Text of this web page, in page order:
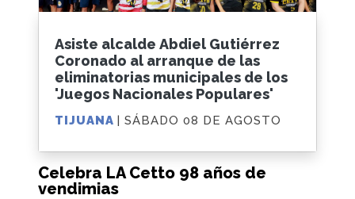
Celebra LA Cetto 98 años de
vendimias
Asiste alcalde Abdiel Gutiérrez
Coronado al arranque de las
eliminatorias municipales de los
'Juegos Nacionales Populares'
TIJUANA | SÁBADO 08 DE AGOSTO